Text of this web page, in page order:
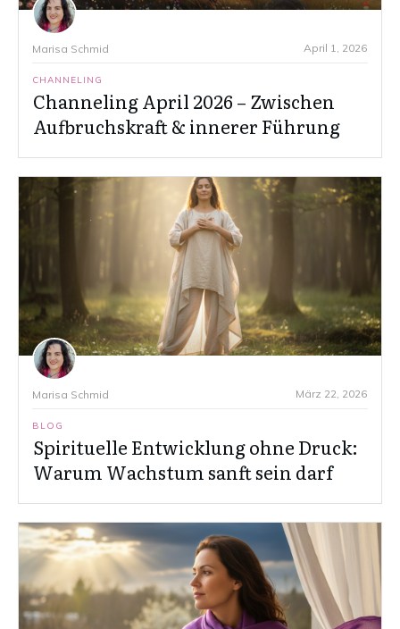
Marisa Schmid April 1, 2026
CHANNELING
Channeling April 2026 – Zwischen
Aufbruchskraft & innerer Führung
Marisa Schmid März 22, 2026
BLOG
Spirituelle Entwicklung ohne Druck:
Warum Wachstum sanft sein darf